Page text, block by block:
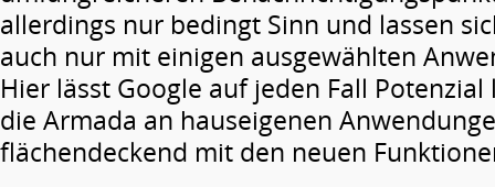
allerdings nur bedingt Sinn und lassen
auch nur mit einigen ausgewählten
Hier lässt Google auf jeden Fall
die Armada an hauseigenen
flächendeckend mit den neuen